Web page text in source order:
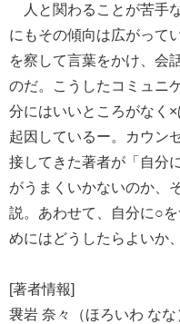
人と関わることが苦手
にもその傾向は広がって
を察して言葉をかけ、会
のだ。こうしたコミュニ
分にはいいところがなく
起因しているー。カウン
接してきた著者が「自分
がうまくいかないのか、
説。あわせて、自分に○
めにはどうしたらよいか
[著者情報]
袰岩 奈々（ほろいわ なな